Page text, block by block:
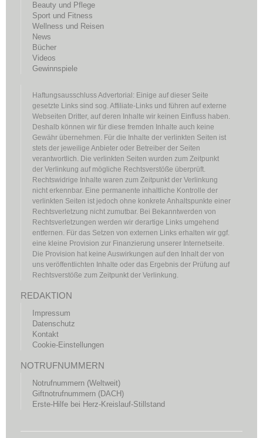
Beauty und Pflege
Sport und Fitness
Wellness und Reisen
News
Bücher
Videos
Gewinnspiele
Haftungsausschluss Advertorial: Einige auf dieser Seite
gesetzte Links sind sog. Affiliate-Links und führen auf externe
Webseiten Dritter, auf deren Inhalte wir keinen Einfluss haben.
Deshalb können wir für diese fremden Inhalte auch keine
Gewähr übernehmen. Für die Inhalte der verlinkten Seiten ist
stets der jeweilige Anbieter oder Betreiber der Seiten
verantwortlich. Die verlinkten Seiten wurden zum Zeitpunkt
der Verlinkung auf mögliche Rechtsverstöße überprüft.
Rechtswidrige Inhalte waren zum Zeitpunkt der Verlinkung
nicht erkennbar. Eine permanente inhaltliche Kontrolle der
verlinkten Seiten ist jedoch ohne konkrete Anhaltspunkte einer
Rechtsverletzung nicht zumutbar. Bei Bekanntwerden von
Rechtsverletzungen werden wir derartige Links umgehend
entfernen. Für das Setzen von externen Links erhalten wir ggf.
eine kleine Provision zur Finanzierung unserer Internetseite.
Die Provision hat keine Auswirkungen auf den Inhalt der von
uns veröffentlichten Inhalte oder das Ergebnis der Prüfung auf
Rechtsverstöße zum Zeitpunkt der Verlinkung.
REDAKTION
Impressum
Datenschutz
Kontakt
Cookie-Einstellungen
NOTRUFNUMMERN
Notrufnummern (Weltweit)
Giftnotrufnummern (DACH)
Erste-Hilfe bei Herz-Kreislauf-Stillstand